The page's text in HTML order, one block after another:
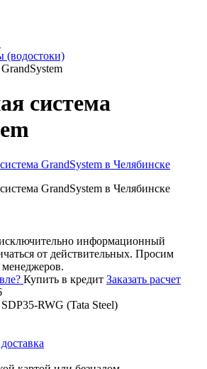
(водостоки)
система
информационный
от действительных. Просим
менеджеров.
Купить в кредит Заказать расчет
RWG (Tata Steel)